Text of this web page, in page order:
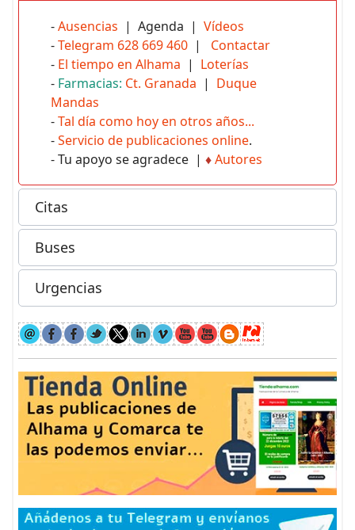
-Ausencias | Agenda | Vídeos
-Telegram 628 669 460 | Contactar
- El tiempo en Alhama | Loterías
- Farmacias: Ct. Granada | Duque
Mandas
-Tal día como hoy en otros años...
-Servicio de publicaciones online.
- Tu apoyo se agradece | ♦Autores
Citas
Buses
Urgencias